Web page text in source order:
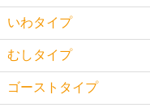
いわタイプ
むしタイプ
ゴーストタイプ